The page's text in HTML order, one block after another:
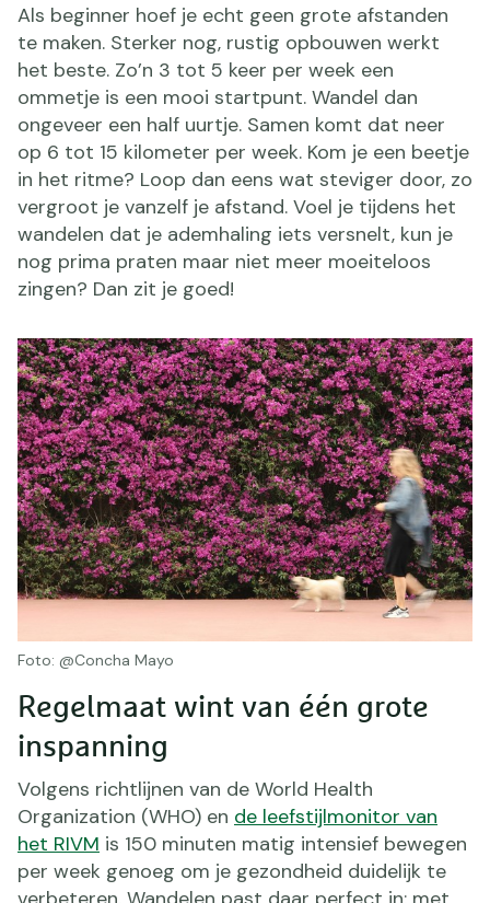
Als beginner hoef je echt geen grote afstanden
te maken. Sterker nog, rustig opbouwen werkt
het beste. Zo’n 3 tot 5 keer per week een
ommetje is een mooi startpunt. Wandel dan
ongeveer een half uurtje. Samen komt dat neer
op 6 tot 15 kilometer per week. Kom je een beetje
in het ritme? Loop dan eens wat steviger door, zo
vergroot je vanzelf je afstand. Voel je tijdens het
wandelen dat je ademhaling iets versnelt, kun je
nog prima praten maar niet meer moeiteloos
zingen? Dan zit je goed!
Foto: @Concha Mayo
Regelmaat wint van één grote
inspanning
Volgens richtlijnen van de World Health
Organization (WHO) en de leefstijlmonitor van
het RIVM is 150 minuten matig intensief bewegen
per week genoeg om je gezondheid duidelijk te